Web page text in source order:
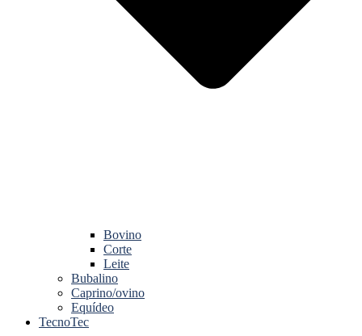
Bovino
Corte
Leite
Bubalino
Caprino/ovino
Equídeo
TecnoTec